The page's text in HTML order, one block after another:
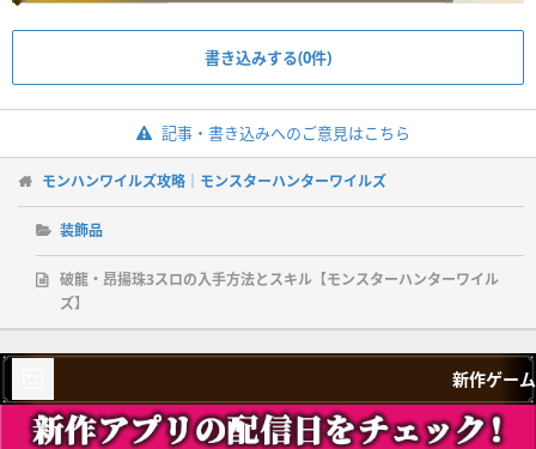
書き込みする(0件)
記事・書き込みへのご意見はこちら
モンハンワイルズ攻略｜モンスターハンターワイルズ
装飾品
破龍・昂揚珠3スロの入手方法とスキル【モンスターハンターワイル
ズ】
新作ゲーム